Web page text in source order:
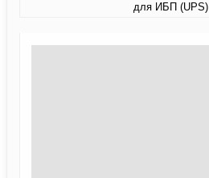
для ИБП (UPS)